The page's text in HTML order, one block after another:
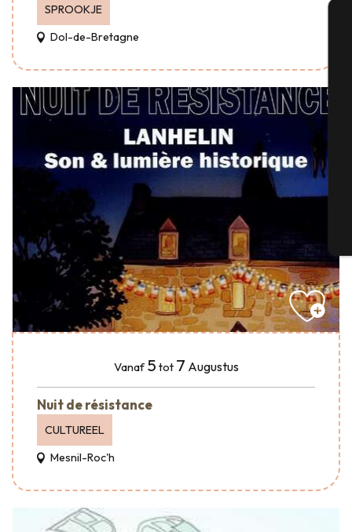
SPROOKJE
Dol-de-Bretagne
Vanaf 5 tot 7 Augustus
Nuit de résistance
CULTUREEL
Mesnil-Roc'h